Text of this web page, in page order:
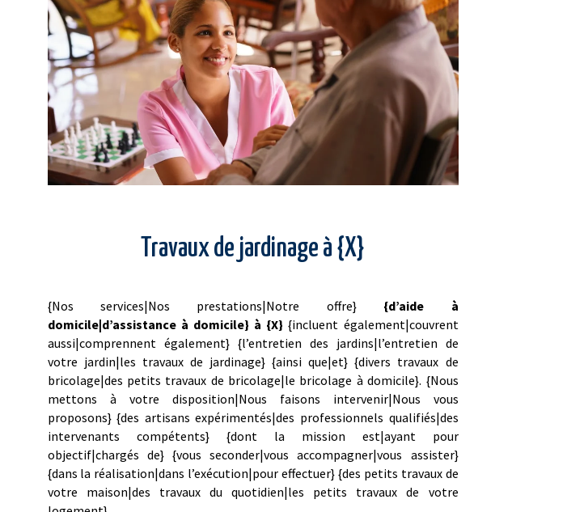
Travaux de jardinage à {X}
{Nos services|Nos prestations|Notre offre} {d’aide à
domicile|d’assistance à domicile} à {X} {incluent également|couvrent
aussi|comprennent également} {l’entretien des jardins|l’entretien de
votre jardin|les travaux de jardinage} {ainsi que|et} {divers travaux de
bricolage|des petits travaux de bricolage|le bricolage à domicile}. {Nous
mettons à votre disposition|Nous faisons intervenir|Nous vous
proposons} {des artisans expérimentés|des professionnels qualifiés|des
intervenants compétents} {dont la mission est|ayant pour
objectif|chargés de} {vous seconder|vous accompagner|vous assister}
{dans la réalisation|dans l’exécution|pour effectuer} {des petits travaux de
votre maison|des travaux du quotidien|les petits travaux de votre